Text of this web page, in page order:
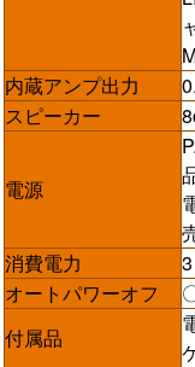
内蔵アンプ出力
スピーカー
電源
消費電力
オートパワーオフ
付属品